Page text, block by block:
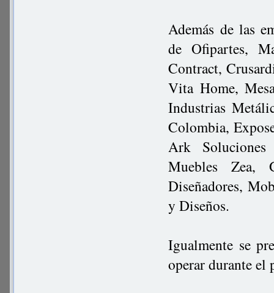
Además de las
de Ofipartes,
Contract,
Vita Home,
Industrias
Colombia,
Ark
Muebles Zea,
Diseñadores,
y Diseños.
Igualmente se
operar durante